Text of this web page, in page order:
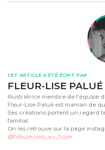
CET ARTICLE A ÉTÉ ÉCRIT PAR :
FLEUR-LISE PALUÉ
Illustratrice membre de l’équipe
Fleur-Lise Palué est maman de
Ses créations portent un regard
familial.
On les retrouve sur la page
@fabuleuses_au_foyer.